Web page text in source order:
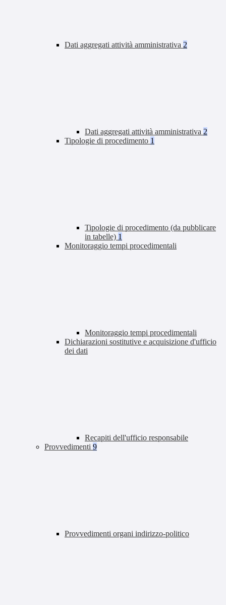
Dati aggregati attività amministrativa 2
Dati aggregati attività amministrativa 2
Tipologie di procedimento 1
Tipologie di procedimento (da pubblicare
in tabelle) 1
Monitoraggio tempi procedimentali
Monitoraggio tempi procedimentali
Dichiarazioni sostitutive e acquisizione d'ufficio
dei dati
Recapiti dell'ufficio responsabile
Provvedimenti 9
Provvedimenti organi indirizzo-politico